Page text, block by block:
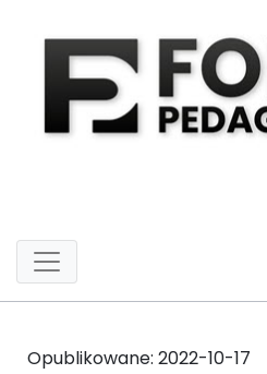
Opublikowane: 2022-10-17